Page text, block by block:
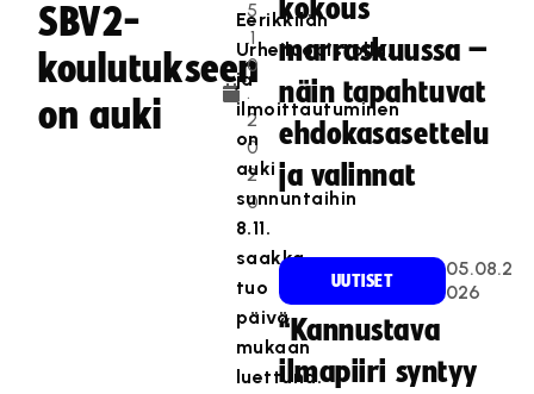
SBV2-
koulutukseen
on auki
5
.1
0
.
2
0
2
0
Eerikkilän
Urheiluopistolla,
ja
ilmoittautuminen
on
auki
sunnuntaihin
8.11.
saakka
tuo
päivä
mukaan
luettuna.
kokous
marraskuussa –
näin tapahtuvat
ehdokasasettelu
ja valinnat
UUTISET
05.08.2
026
“Kannustava
ilmapiiri syntyy